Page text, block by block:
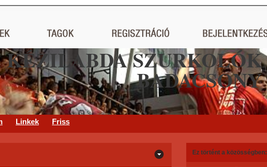
SZURKOLÓK
BADACSONY
Linkek Friss
Ez történt a közösségben: